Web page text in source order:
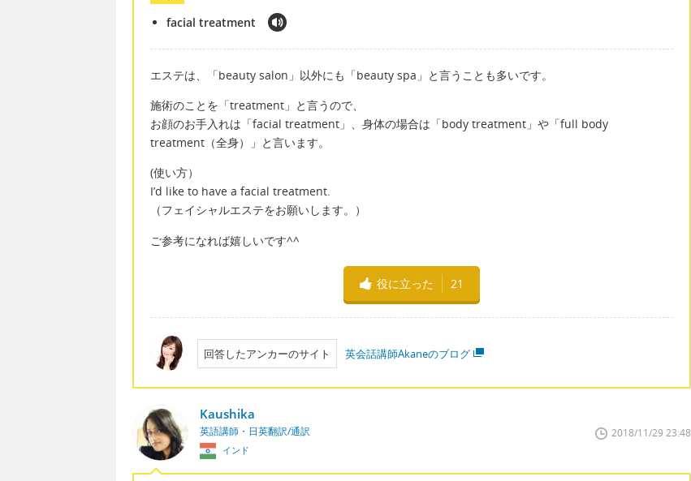
facial treatment
エステは、「beauty salon」以外にも「beauty spa」と言うことも多いです。
施術のことを「treatment」と言うので、
お顔のお手入れは「facial treatment」、身体の場合は「body treatment」や「full body
treatment（全身）」と言います。
(使い方）
I’d like to have a facial treatment.
（フェイシャルエステをお願いします。）
ご参考になれば嬉しいです^^
役に立った 21
回答したアンカーのサイト 英会話講師Akaneのブログ
Kaushika
英語講師・日英翻訳/通訳
インド
2018/11/29 23:48